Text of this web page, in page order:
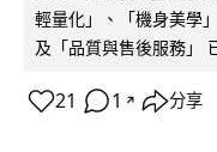
輕量化」、「機身美學
及「品質與售後服務」
21 1 ↗ 分享